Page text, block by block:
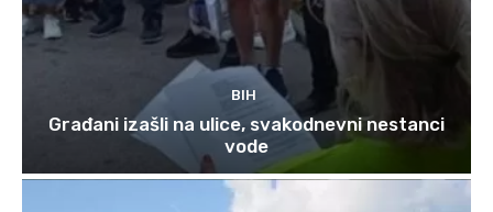
BIH
Građani izašli na ulice, svakodnevni nestanci
vode